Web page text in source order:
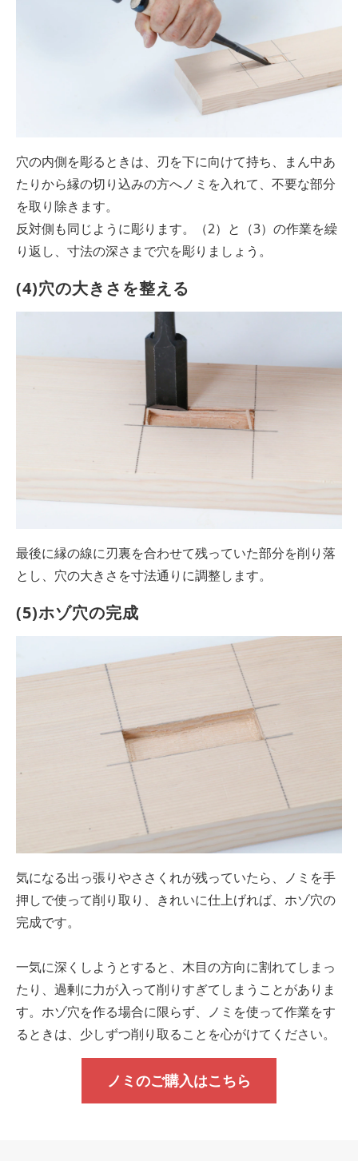
穴の内側を彫るときは、刃を下に向けて持ち、まん中あ
たりから縁の切り込みの方へノミを入れて、不要な部分
を取り除きます。
反対側も同じように彫ります。（2）と（3）の作業を繰
り返し、寸法の深さまで穴を彫りましょう。
(4)穴の大きさを整える
最後に縁の線に刃裏を合わせて残っていた部分を削り落
とし、穴の大きさを寸法通りに調整します。
(5)ホゾ穴の完成
気になる出っ張りやささくれが残っていたら、ノミを手
押しで使って削り取り、きれいに仕上げれば、ホゾ穴の
完成です。
一気に深くしようとすると、木目の方向に割れてしまっ
たり、過剰に力が入って削りすぎてしまうことがありま
す。ホゾ穴を作る場合に限らず、ノミを使って作業をす
るときは、少しずつ削り取ることを心がけてください。
ノミのご購入はこちら